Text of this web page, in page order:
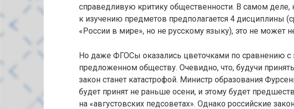
справедливую критику общественности. В самом деле,
к изучению предметов предполагается 4 дисциплины
«России в мире», но не русскому языку), это не может
Но даже ФГОСы оказались цветочками по сравнению с
предложенном обществу. Очевидно, что, будучи
закон станет катастрофой. Министр образования
будет принят не раньше осени, и этому будет
на «августовских педсоветах». Однако российские